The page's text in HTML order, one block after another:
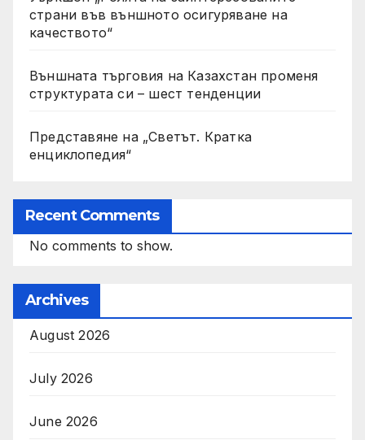
страни във външното осигуряване на
качеството“
Външната търговия на Казахстан променя
структурата си – шест тенденции
Представяне на „Светът. Кратка
енциклопедия“
Recent Comments
No comments to show.
Archives
August 2026
July 2026
June 2026